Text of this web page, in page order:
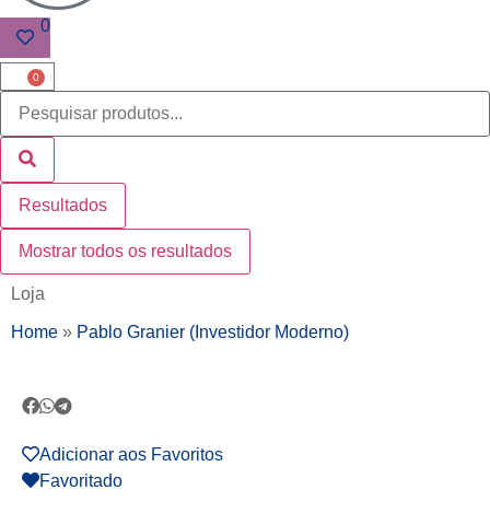
0
0
Resultados
Mostrar todos os resultados
Loja
Home » Pablo Granier (Investidor Moderno)
Adicionar aos Favoritos
Favoritado